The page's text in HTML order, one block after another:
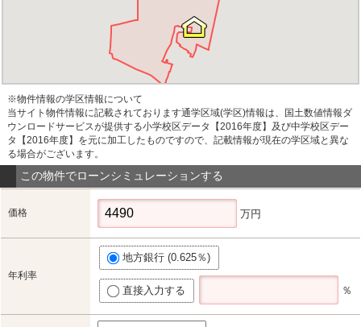
※物件情報の学区情報について
当サイト物件情報に記載されております通学区域(学区)情報は、国土数値情報ダ
ウンロードサービスが提供する小学校区データ【2016年度】及び中学校区デー
タ【2016年度】を元に加工したものですので、記載情報が現在の学区域と異な
る場合がございます。
この物件でローンシミュレーションする
価格 万円
年利率
地方銀行 (0.625％)
直接入力する ％